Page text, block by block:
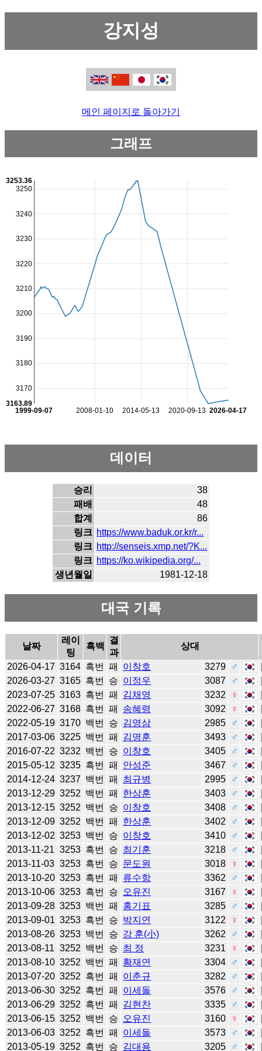
강지성
메인 페이지로 돌아가기
그래프
2008-01-10 2014-05-13 2020-09-13
1999-09-07 2026-04-17
3170
3180
3190
3200
3210
3220
3230
3240
3250
3163.89
3253.36
데이터
승리
38
패배
48
합계
86
링크 https://www.baduk.or.kr/r...
링크 http://senseis.xmp.net/?K...
링크 https://ko.wikipedia.org/...
생년월일
1981-12-18
대국 기록
날짜
레이
팅
흑백
결
과
상대
2026-04-17 3164 흑번 패 이창호 3279 ♂
2026-03-27 3165 흑번 승 이정우 3087 ♂
2023-07-25 3163 흑번 패 김채영 3232 ♀
2022-06-27 3168 흑번 패 송혜령 3092 ♀
2022-05-19 3170 백번 승 김영삼 2985 ♂
2017-03-06 3225 백번 패 김명훈 3493 ♂
2016-07-22 3232 백번 승 이창호 3405 ♂
2015-05-12 3235 흑번 패 안성준 3467 ♂
2014-12-24 3237 백번 패 최규병 2995 ♂
2013-12-29 3252 백번 패 한상훈 3403 ♂
2013-12-15 3252 백번 승 이창호 3408 ♂
2013-12-09 3252 백번 패 한상훈 3402 ♂
2013-12-02 3253 백번 승 이창호 3410 ♂
2013-11-21 3253 흑번 승 최기훈 3218 ♂
2013-11-03 3253 흑번 승 문도원 3018 ♀
2013-10-20 3253 흑번 패 류수항 3362 ♂
2013-10-06 3253 흑번 승 오유진 3167 ♀
2013-09-28 3253 백번 패 홍기표 3285 ♂
2013-09-01 3253 흑번 승 박지연 3122 ♀
2013-08-26 3253 백번 승 강 훈(小) 3262 ♂
2013-08-11 3252 백번 승 최 정 3231 ♀
2013-08-10 3252 백번 패 황재연 3304 ♂
2013-07-20 3252 흑번 패 이춘규 3282 ♂
2013-06-30 3252 흑번 패 이세돌 3576 ♂
2013-06-29 3252 흑번 패 김현찬 3335 ♂
2013-06-15 3252 백번 승 오유진 3160 ♀
2013-06-03 3252 흑번 패 이세돌 3573 ♂
2013-05-19 3252 흑번 승 김대용 3205 ♂